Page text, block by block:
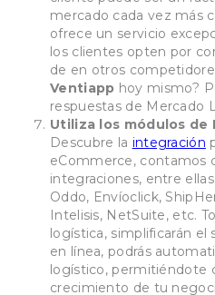
mercado cada vez más
ofrece un servicio
los clientes opten por
de en otros
Ventiapp hoy mismo?
respuestas de Mercado
Utiliza los módulos de
Descubre la integración
eCommerce, contamos
integraciones, entre
Oddo, Envíoclick,
Intelisis, NetSuite, etc.
logística, simplificarán
en línea, podrás
logístico, permitiéndote
crecimiento de tu